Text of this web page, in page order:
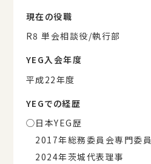
現在の役職
R8 単会相談役/執行部
YEG入会年度
平成22年度
YEGでの経歴
◯日本YEG歴
2017年総務委員会専門委員
2024年茨城代表理事